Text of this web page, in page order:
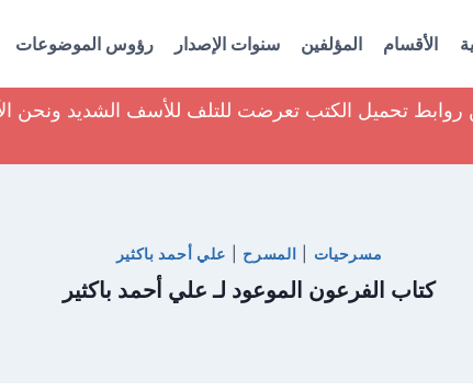
الأقسام المؤلفين سنوات الإصدار رؤوس الموضوعات
من روابط تحميل الكتب تعرضت للتلف للأسف الشديد ونحن
مسرحيات المسرح علي أحمد باكثير
كتاب الفرعون الموعود لـ علي أحمد باكثير